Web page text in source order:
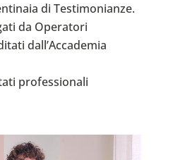
di Testimonianze.
da Operatori
dall’Accademia
professionali